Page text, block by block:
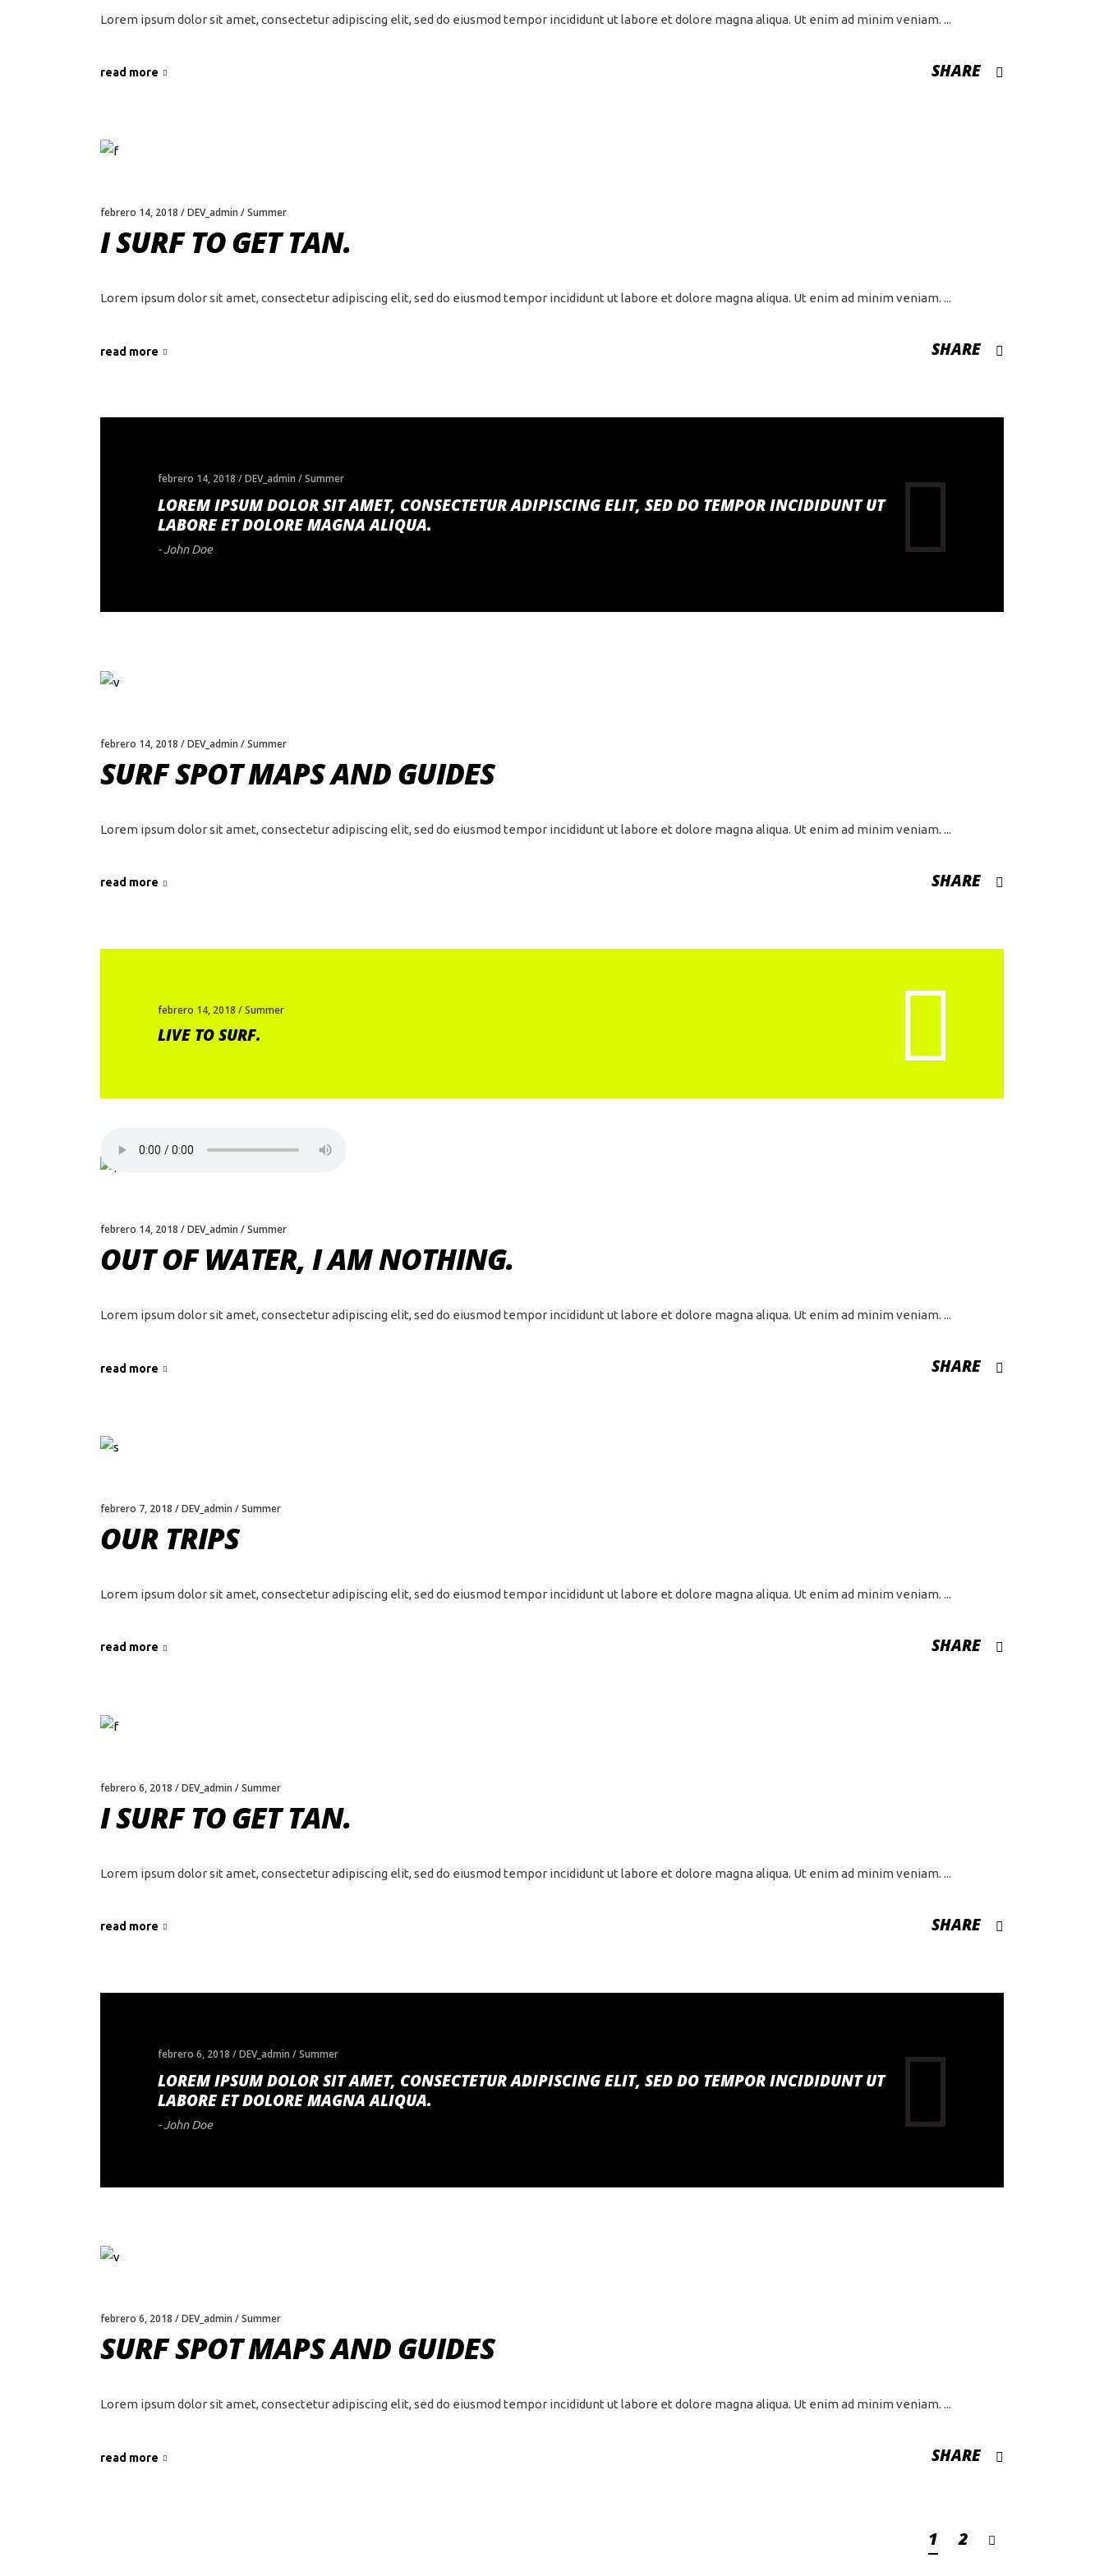
Lorem ipsum dolor sit amet, consectetur adipiscing elit, sed do eiusmod tempor incididunt ut labore et dolore magna aliqua. Ut enim ad minim veniam.
read more SHARE
febrero 14, 2018 DEV_admin Summer
I SURF TO GET TAN.
Lorem ipsum dolor sit amet, consectetur adipiscing elit, sed do eiusmod tempor incididunt ut labore et dolore magna aliqua. Ut enim ad minim veniam.
read more SHARE
febrero 14, 2018 DEV_admin Summer
LOREM IPSUM DOLOR SIT AMET, CONSECTETUR ADIPISCING ELIT, SED DO TEMPOR INCIDIDUNT UT
LABORE ET DOLORE MAGNA ALIQUA.
- John Doe
febrero 14, 2018 DEV_admin Summer
SURF SPOT MAPS AND GUIDES
Lorem ipsum dolor sit amet, consectetur adipiscing elit, sed do eiusmod tempor incididunt ut labore et dolore magna aliqua. Ut enim ad minim veniam.
read more SHARE
febrero 14, 2018 Summer
LIVE TO SURF.
febrero 14, 2018 DEV_admin Summer
OUT OF WATER, I AM NOTHING.
Lorem ipsum dolor sit amet, consectetur adipiscing elit, sed do eiusmod tempor incididunt ut labore et dolore magna aliqua. Ut enim ad minim veniam.
read more SHARE
febrero 7, 2018 DEV_admin Summer
OUR TRIPS
Lorem ipsum dolor sit amet, consectetur adipiscing elit, sed do eiusmod tempor incididunt ut labore et dolore magna aliqua. Ut enim ad minim veniam.
read more SHARE
febrero 6, 2018 DEV_admin Summer
I SURF TO GET TAN.
Lorem ipsum dolor sit amet, consectetur adipiscing elit, sed do eiusmod tempor incididunt ut labore et dolore magna aliqua. Ut enim ad minim veniam.
read more SHARE
febrero 6, 2018 DEV_admin Summer
LOREM IPSUM DOLOR SIT AMET, CONSECTETUR ADIPISCING ELIT, SED DO TEMPOR INCIDIDUNT UT
LABORE ET DOLORE MAGNA ALIQUA.
- John Doe
febrero 6, 2018 DEV_admin Summer
SURF SPOT MAPS AND GUIDES
Lorem ipsum dolor sit amet, consectetur adipiscing elit, sed do eiusmod tempor incididunt ut labore et dolore magna aliqua. Ut enim ad minim veniam.
read more SHARE
1 2